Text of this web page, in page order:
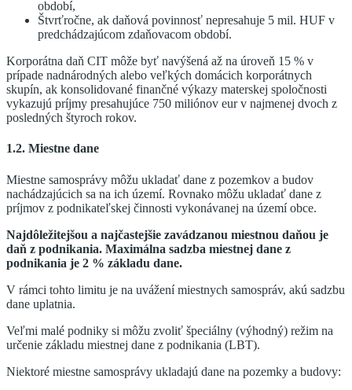
období,
Štvrťročne, ak daňová povinnosť nepresahuje 5 mil. HUF v
predchádzajúcom zdaňovacom období.
Korporátna daň CIT môže byť navýšená až na úroveň 15 % v
prípade nadnárodných alebo veľkých domácich korporátnych
skupín, ak konsolidované finančné výkazy materskej spoločnosti
vykazujú príjmy presahujúce 750 miliónov eur v najmenej dvoch z
posledných štyroch rokov.
1.2. Miestne dane
Miestne samosprávy môžu ukladať dane z pozemkov a budov
nachádzajúcich sa na ich území. Rovnako môžu ukladať dane z
príjmov z podnikateľskej činnosti vykonávanej na území obce.
Najdôležitejšou a najčastejšie zavádzanou miestnou daňou je
daň z podnikania. Maximálna sadzba miestnej dane z
podnikania je 2 % základu dane.
V rámci tohto limitu je na uvážení miestnych samospráv, akú sadzbu
dane uplatnia.
Veľmi malé podniky si môžu zvoliť špeciálny (výhodný) režim na
určenie základu miestnej dane z podnikania (LBT).
Niektoré miestne samosprávy ukladajú dane na pozemky a budovy: